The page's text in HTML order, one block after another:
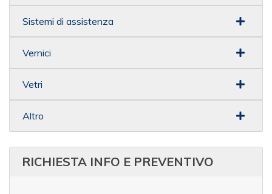
Sistemi di assistenza
Vernici
Vetri
Altro
RICHIESTA INFO E PREVENTIVO